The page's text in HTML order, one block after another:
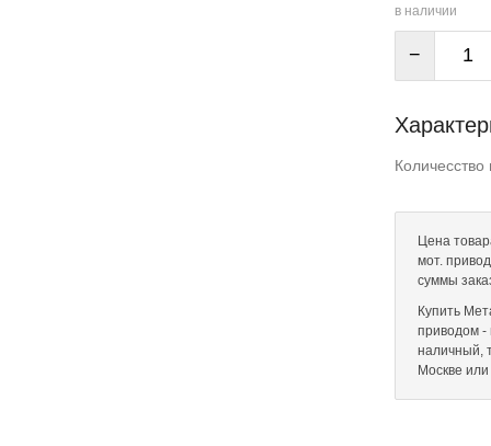
в наличии
−
Цена
мот.
суммы
Купить
приводом -
наличный,
Москве